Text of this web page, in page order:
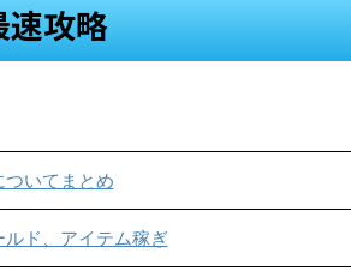
速攻略
いてまとめ
ド、アイテム稼ぎ